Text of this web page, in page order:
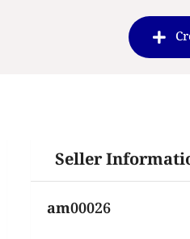
Seller
am00026